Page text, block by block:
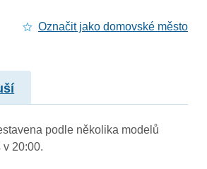
Označit jako domovské město
podle několika modelů
20:00.